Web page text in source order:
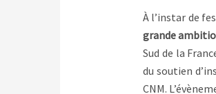
À l’instar de
grande
Sud de la
du soutien
CNM.